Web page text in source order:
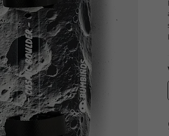
Tachometry
Košíky na láhve
Dětské sedačky a tažná lana